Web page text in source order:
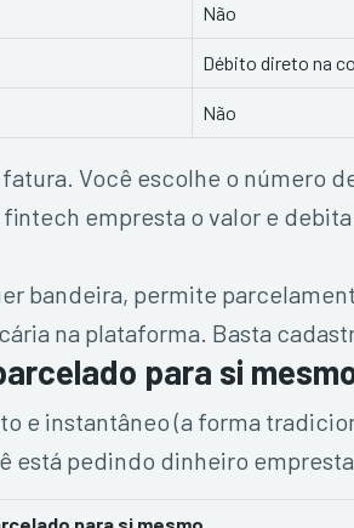
Não
Débito direto na
Não
Você escolhe o número
empresta o valor e
bandeira, permite
na plataforma. Basta
para si
e instantâneo (a forma
pedindo dinheiro